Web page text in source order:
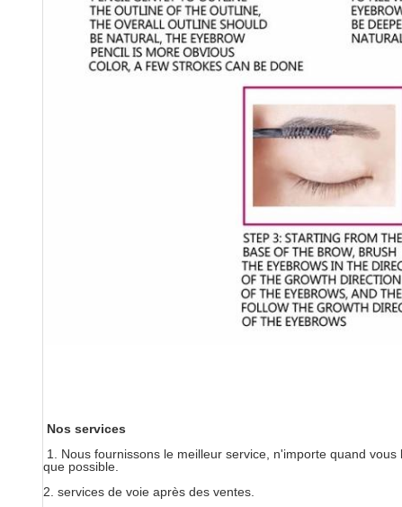
Nos services
1. Nous fournissons le meilleur service, n'importe quand
que possible.
2. services de voie après des ventes.